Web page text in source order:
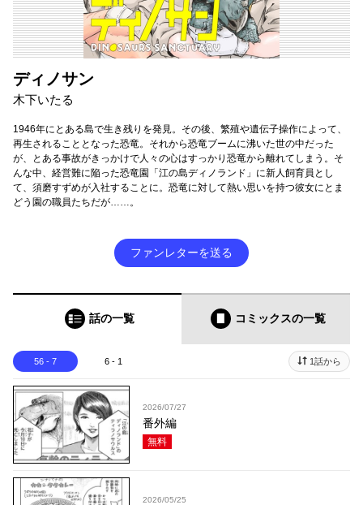
ディノサン
木下いたる
1946年にとある島で生き残りを発見。その後、繁殖や遺伝子操作によって、
再生されることとなった恐竜。それから恐竜ブームに沸いた世の中だった
が、とある事故がきっかけで人々の心はすっかり恐竜から離れてしまう。そ
んな中、経営難に陥った恐竜園「江の島ディノランド」に新人飼育員とし
て、須磨すずめが入社することに。恐竜に対して熱い思いを持つ彼女にとま
どう園の職員たちだが……。
ファンレターを送る
話の一覧 コミックスの一覧
56 - 7 6 - 1 1話から
2026/07/27
番外編
無料
2026/05/25